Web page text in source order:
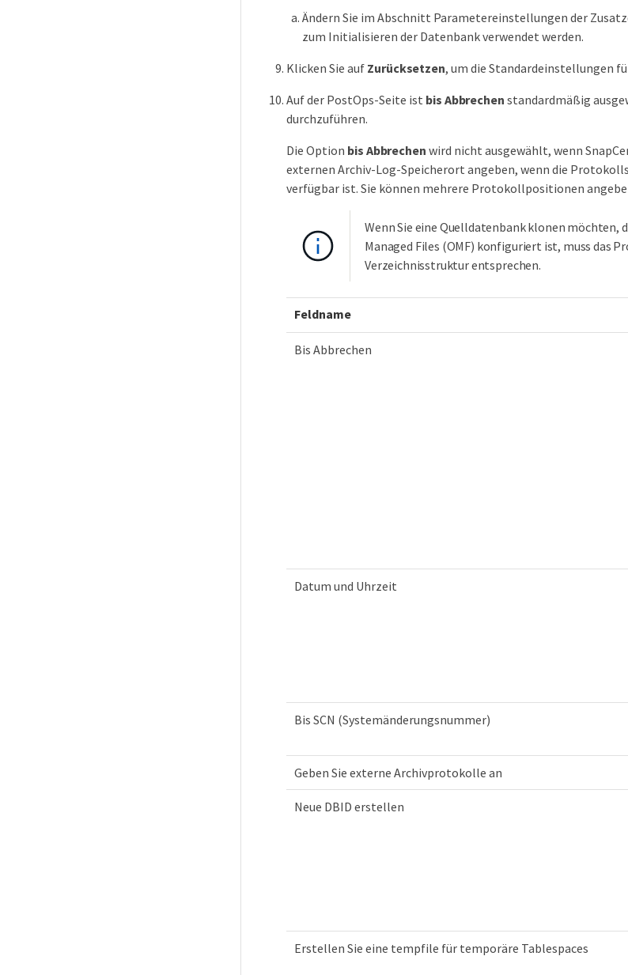
Ändern Sie im Abschnitt Parametereinstellungen der
zum Initialisieren der Datenbank verwendet werden.
Klicken Sie auf Zurücksetzen, um die Standardeinstellungen
Auf der PostOps-Seite ist bis Abbrechen standardmäßig
durchzuführen.
Die Option bis Abbrechen wird nicht ausgewählt, wenn
externen Archiv-Log-Speicherort angeben, wenn die
verfügbar ist. Sie können mehrere Protokollpositionen
Wenn Sie eine Quelldatenbank klonen möchten,
Managed Files (OMF) konfiguriert ist, muss das
Verzeichnisstruktur entsprechen.
Feldname
Bis Abbrechen
Datum und Uhrzeit
Bis SCN (Systemänderungsnummer)
Geben Sie externe Archivprotokolle an
Neue DBID erstellen
Erstellen Sie eine tempfile für temporäre Tablespaces